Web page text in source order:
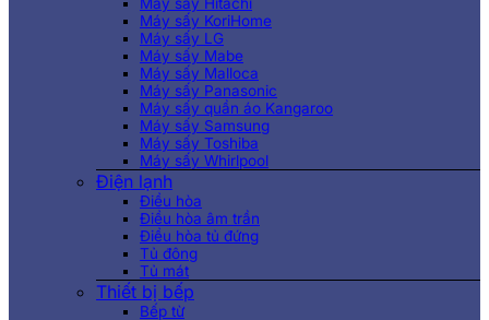
Máy sấy KoriHome
Máy sấy LG
Máy sấy Mabe
Máy sấy Malloca
Máy sấy Panasonic
Máy sấy quần áo Kangaroo
Máy sấy Samsung
Máy sấy Toshiba
Máy sấy Whirlpool
Điện lạnh
Điều hòa
Điều hòa âm trần
Điều hòa tủ đứng
Tủ đông
Tủ mát
Thiết bị bếp
Bếp từ